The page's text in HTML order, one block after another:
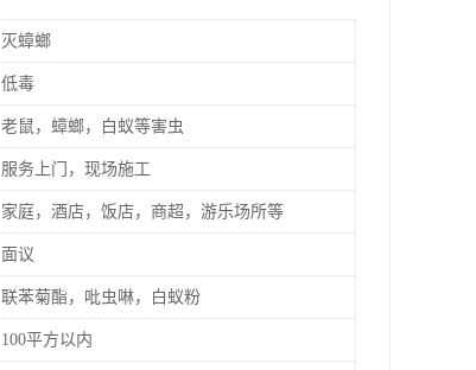
灭蟑螂
低毒
老鼠，蟑螂，白蚁等害虫
服务上门，现场施工
家庭，酒店，饭店，商超，游乐场所等
面议
联苯菊酯，吡虫啉，白蚁粉
100平方以内